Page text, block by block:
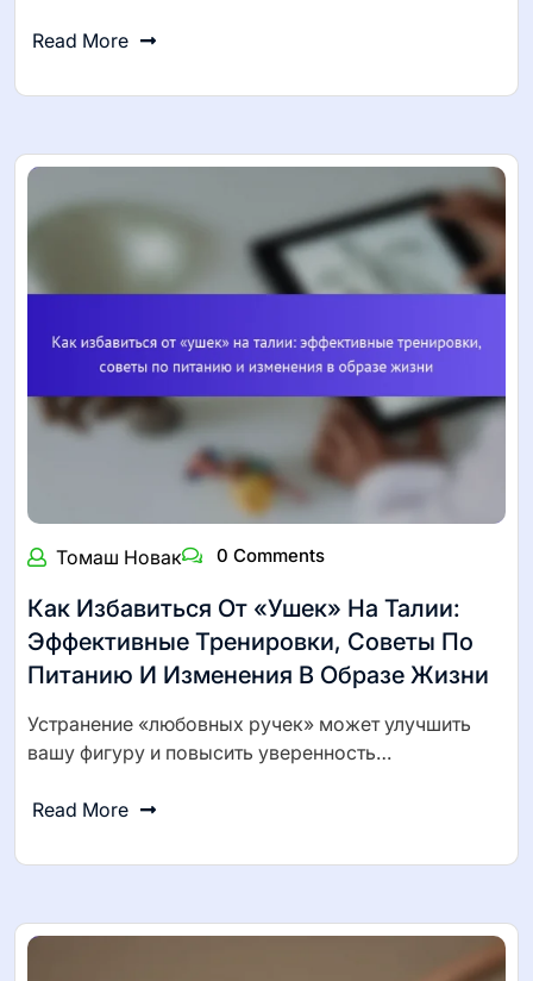
Read More
Томаш Новак 0 Comments
Как Избавиться От «ушек» На Талии:
Эффективные Тренировки, Советы По
Питанию И Изменения В Образе Жизни
Устранение «любовных ручек» может улучшить
вашу фигуру и повысить уверенность…
Read More